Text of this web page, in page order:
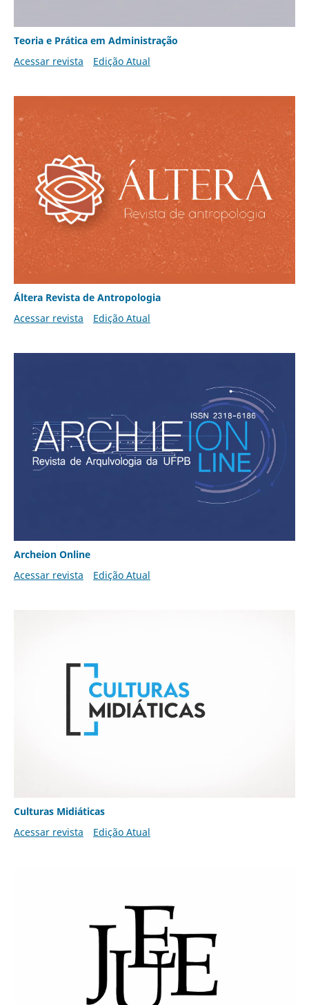
Teoria e Prática em Administração
Acessar revista
Edição Atual
Áltera Revista de Antropologia
Acessar revista
Edição Atual
Archeion Online
Acessar revista
Edição Atual
Culturas Midiáticas
Acessar revista
Edição Atual